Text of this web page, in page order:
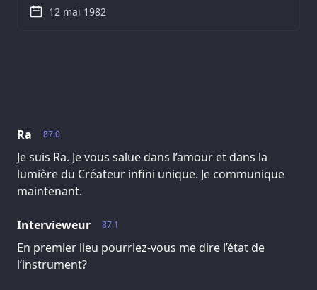
87.0
Ra
Je suis Ra. Je vous salue dans l’amour et dans la
lumière du Créateur infini unique. Je communique
maintenant.
87.1
Intervieweur
En premier lieu pourriez-vous me dire l’état de
l’instrument?
12 mai 1982